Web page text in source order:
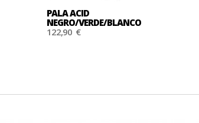
PALA ACID
NEGRO/VERDE/BLANCO
122,90 €